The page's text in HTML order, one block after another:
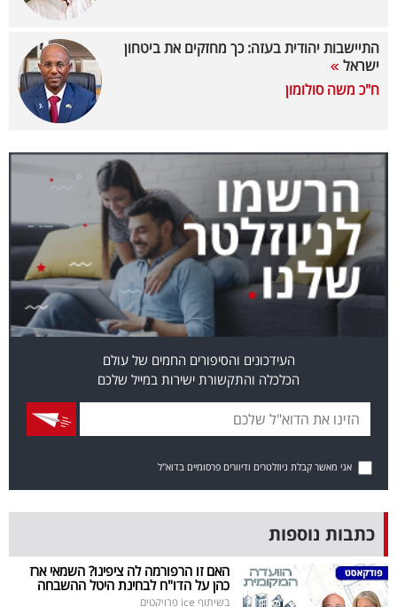
קריפטו
ויראלי
עסקי
ספורט
קריירה
ולימודים
רכב
בריאות
תרבות
ופנאי
תיירות
TOP-
התיישבות יהודית בעזה: כך מחזקים את ביטחון
ישראל
ח"כ משה סולומון
העידכונים והסיפורים החמים של עולם
הכלכלה והתקשורת ישירות במייל שלכם
אני מאשר קבלת ניוזלטרים ודיוורים פרסומיים בדוא"ל
כתבות נוספות
האם זו הרפורמה לה ציפינו? השמאי ארז
כהן על הדו"ח לבחינת היטל ההשבחה
בשיתוף ice פרויקטים